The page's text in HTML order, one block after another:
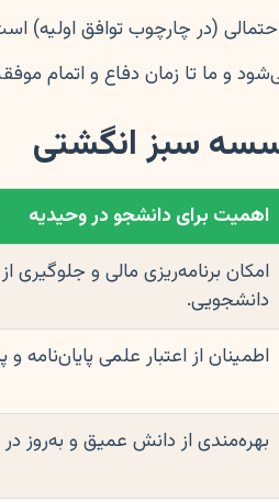
(در چارچوب توافق اولیه)
و ما تا زمان دفاع و اتمام
سبز انگشتی
اهمیت برای دانشجو در وحیدیه
امکان برنامه‌ریزی مالی و جلوگیری
دانشجویی.
اطمینان از اعتبار علمی
بهره‌مندی از دانش عمیق و به‌روز